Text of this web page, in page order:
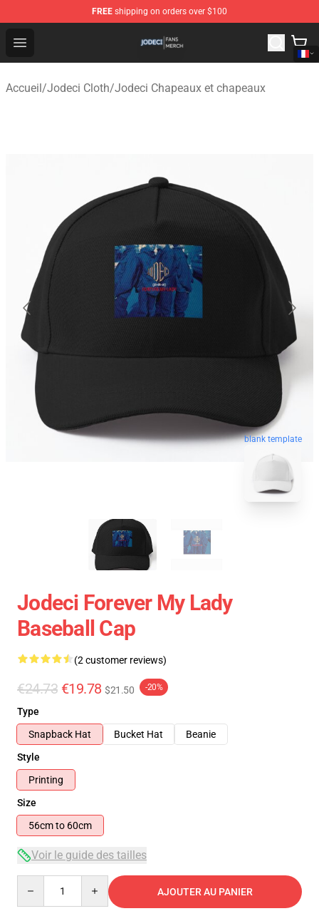
FREE shipping on orders over $100
Open menu
Jodeci Shop - Official Jodeci Merchandise Store
Accueil/Jodeci Cloth/Jodeci Chapeaux et chapeaux
blank template
Jodeci Forever My Lady
Baseball Cap
(2 customer reviews)
€24.73 €19.78 $21.50 -20%
Type
Snapback Hat
Bucket Hat
Beanie
Style
Printing
Size
56cm to 60cm
Voir le guide des tailles
AJOUTER AU PANIER